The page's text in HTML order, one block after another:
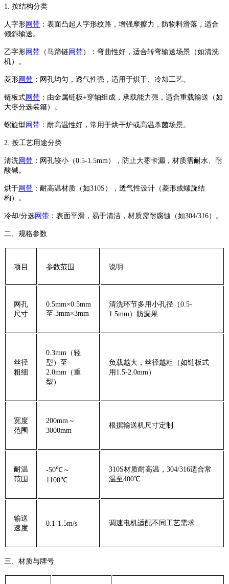
‌1. 按结构分类‌
‌人字形网带 ‌：表面凸起人字形纹路，增强摩擦力，防物料滑落，适合
倾斜输送。
‌乙字形网带 （马蹄链网带）‌：弯曲性好，适合转弯输送场景（如清洗
机）。
‌菱形网带 ‌：网孔均匀，透气性强，适用于烘干、冷却工艺。
‌链板式网带 ‌：由金属链板+穿轴组成，承载能力强，适合重载输送（如
大枣分选装箱）。
‌螺旋型 网带 ‌：耐高温性好，常用于烘干炉或高温杀菌场景。
‌2. 按工艺用途分类‌
‌清洗网带 ‌：网孔较小（0.5-1.5mm），防止大枣卡漏，材质需耐水、耐
酸碱。
‌烘干网带 ‌：耐高温材质（如310S），透气性设计（菱形或螺旋结
构）。
‌冷却/分选网带 ‌：表面平滑，易于清洁，材质需耐腐蚀（如304/316）。
‌二、规格参数‌
‌项目‌ ‌参数范围‌ ‌说明‌
‌网孔
尺寸‌
0.5mm×0.5mm
至 3mm×3mm
清洗环节多用小孔径（0.5-
1.5mm）防漏果
‌丝径
粗细‌
0.3mm（轻
型）至
2.0mm（重
型）
负载越大，丝径越粗（如链板式
用1.5-2.0mm）
‌宽度
范围‌
200mm～
3000mm
根据输送机尺寸定制
‌耐温
范围‌
-50℃～
1100℃
310S材质耐高温，304/316适合常
温至400℃
‌输送
速度‌
0.1-1.5m/s 调速电机适配不同工艺需求
‌三、材质与牌号‌